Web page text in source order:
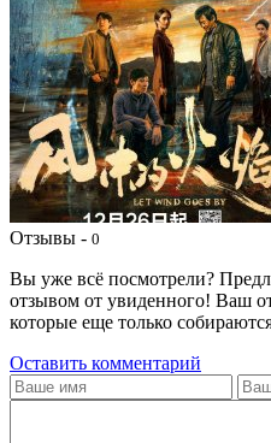
Отзывы - 0
Вы уже всё посмотрели?
отзывом от увиденного! Ваш
которые еще только
Оставить комментарий